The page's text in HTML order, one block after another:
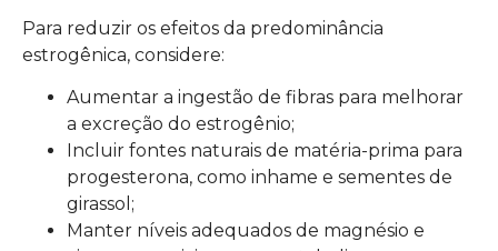
Para reduzir os efeitos da predominância
estrogênica, considere:
Aumentar a ingestão de fibras para melhorar
a excreção do estrogênio;
Incluir fontes naturais de matéria-prima para
progesterona, como inhame e sementes de
girassol;
Manter níveis adequados de magnésio e